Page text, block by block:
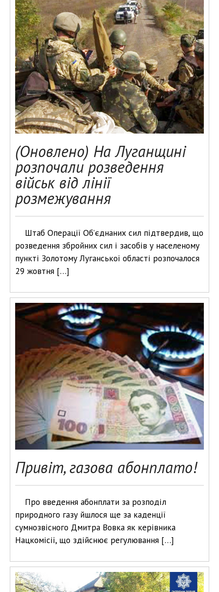
(Оновлено) На Луганщині
розпочали розведення
військ від лінії
розмежування
Штаб Операції Об’єднаних сил підтвердив, що
розведення збройних сил і засобів у населеному
пункті Золотому Луганської області розпочалося
29 жовтня […]
Привіт, газова абонплато!
Про введення абонплати за розподіл
природного газу йшлося ще за каденції
сумнозвісного Дмитра Вовка як керівника
Нацкомісії, що здійснює регулювання […]